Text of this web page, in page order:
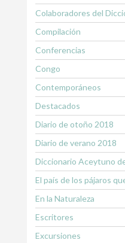
Colaboradores del
Compilación
Conferencias
Congo
Contemporáneos
Destacados
Diario de otoño 2018
Diario de verano 2018
Diccionario Aceytuno
El país de los pájaros
En la Naturaleza
Escritores
Excursiones